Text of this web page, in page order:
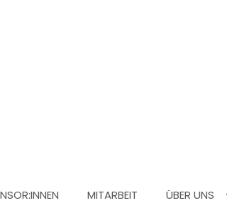
MITARBEIT ÜBER UNS